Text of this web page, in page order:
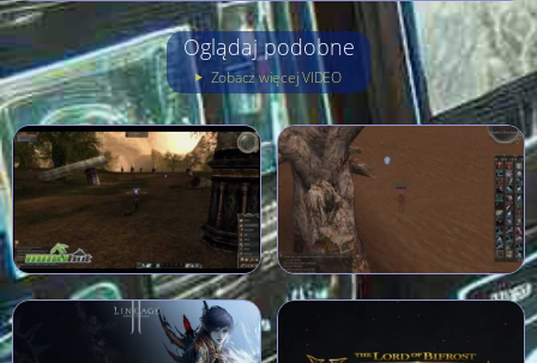
Oglądaj podobne
Zobacz więcej VIDEO